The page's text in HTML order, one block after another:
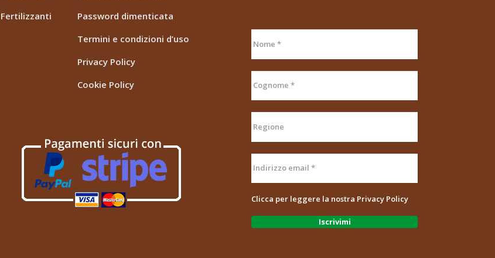
Fertilizzanti
Password dimenticata
Termini e condizioni d’uso
Privacy Policy
Cookie Policy
Clicca per leggere la nostra Privacy Policy